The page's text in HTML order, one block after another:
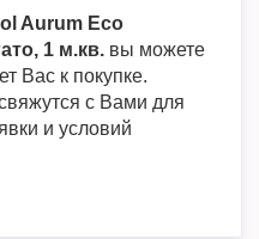
Aurum Eco
1 м.кв. вы можете
Вас к покупке.
с Вами для
и условий